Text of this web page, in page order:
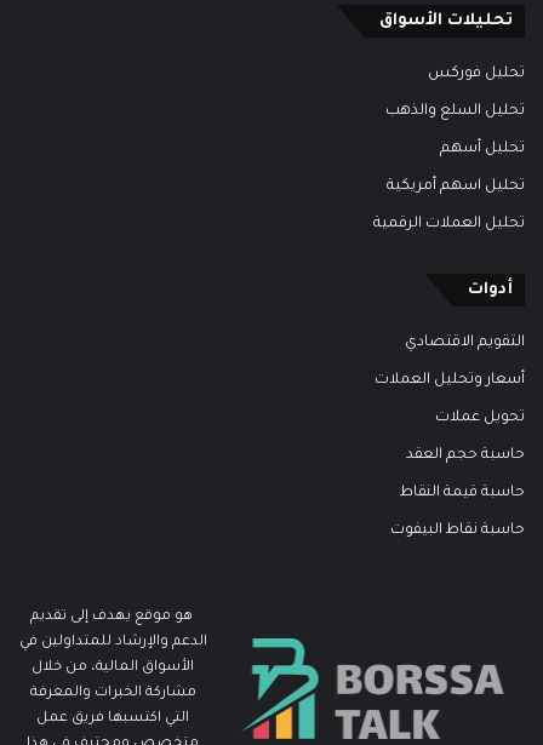
تحليلات الأسواق
تحليل فوركس
تحليل السلع والذهب
تحليل أسهم
تحليل اسهم أمريكية
تحليل العملات الرقمية
أدوات
التقويم الاقتصادي
أسعار وتحليل العملات
تحويل عملات
حاسبة حجم العقد
حاسبة قيمة النقاط
حاسبة نقاط البيفوت
هو موقع يهدف إلى تقديم
الدعم والإرشاد للمتداولين في
الأسواق المالية، من خلال
مشاركة الخبرات والمعرفة
التي اكتسبها فريق عمل